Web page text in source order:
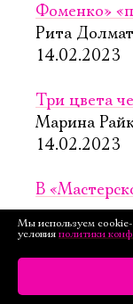
Фоменко»
Рита
14.02.2023
Три цвета
Марина
14.02.2023
В
премьера
Александра
13.02.2023
Мы используем
условия политики